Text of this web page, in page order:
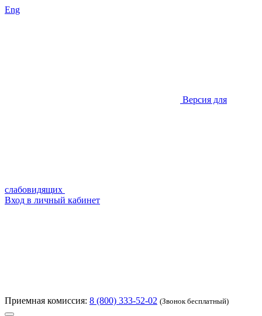
Eng
Версия для
слабовидящих
Вход в личный кабинет
Приемная комиссия: 8 (800) 333-52-02 (Звонок бесплатный)